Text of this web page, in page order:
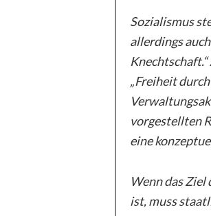
Sozialismus
allerdings
„Freiheit
vorgestellten
eine
Wenn das
ist, muss